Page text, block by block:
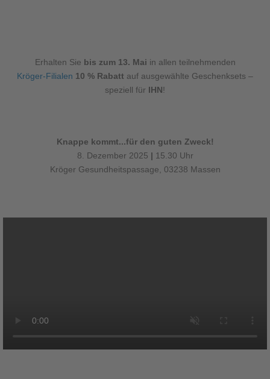
Erhalten Sie bis zum 13. Mai in allen teilnehmenden
Kröger-Filialen 10 % Rabatt auf ausgewählte Geschenksets –
speziell für IHN!
Knappe kommt...für den guten Zweck!
8. Dezember 2025 | 15.30 Uhr
Kröger Gesundheitspassage, 03238 Massen